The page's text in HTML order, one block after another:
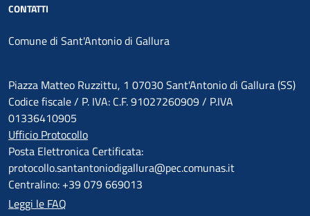
CONTATTI
Comune di Sant'Antonio di Gallura
Piazza Matteo Ruzzittu, 1 07030 Sant'Antonio di Gallura (SS)
Codice fiscale / P. IVA: C.F. 91027260909 / P.IVA
01336410905
Ufficio Protocollo
Posta Elettronica Certificata:
protocollo.santantoniodigallura@pec.comunas.it
Centralino: +39 079 669013
Leggi le FAQ